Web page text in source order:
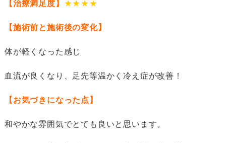
【治療満足度】 ★★★★
【施術前と施術後の変化】
体が軽くなった感じ
血流が良くなり、足先等温かく冷え症が改善！
【お気づきになった点】
和やかな雰囲気でとても良いと思います。